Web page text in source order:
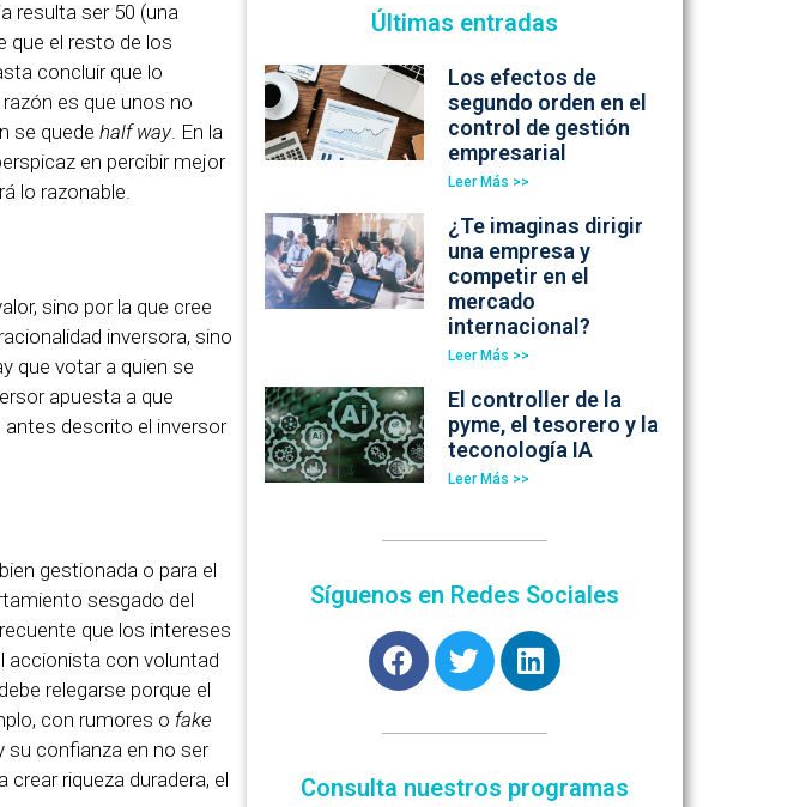
resulta ser 50 (una
que el resto de los
concluir que lo
es que unos no
se quede half way. En la
en percibir mejor
lo razonable.
sino por la que cree
inversora, sino
que votar a quien se
apuesta a que
antes descrito el inversor
gestionada o para el
sesgado del
que los intereses
accionista con voluntad
relegarse porque el
con rumores o fake
su confianza en no ser
riqueza duradera, el
Últimas entradas
Los efectos de
segundo orden en el
control de gestión
empresarial
Leer Más >>
¿Te imaginas dirigir
una empresa y
competir en el
mercado
internacional?
Leer Más >>
El controller de la
pyme, el tesorero y la
teconología IA
Leer Más >>
Síguenos en Redes Sociales
Consulta nuestros programas